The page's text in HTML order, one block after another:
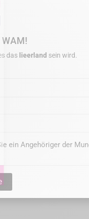
das lieerland sein wird.
ein Angehöriger der